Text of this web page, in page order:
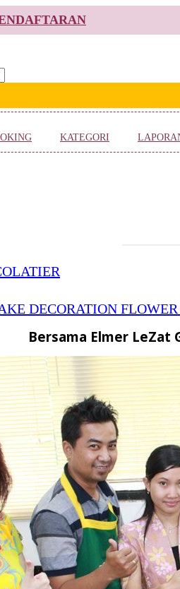
KATEGORI
DECORATION
Bersama Elmer LeZat